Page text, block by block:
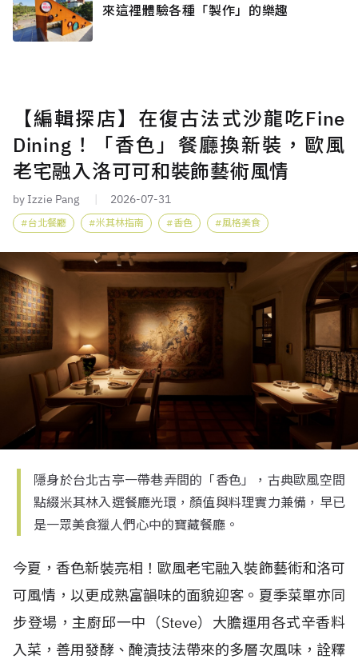
來這裡體驗各種「製作」的樂趣
【編輯探店】在復古法式沙龍吃Fine
Dining！「香色」餐廳換新裝，歐風
老宅融入洛可可和裝飾藝術風情
by Izzie Pang 2026-07-31
台北餐廳 米其林指南 香色 風格美食
隱身於台北古亭一帶巷弄間的「香色」，古典歐風空間
點綴米其林入選餐廳光環，顏值與料理實力兼備，早已
是一眾美食獵人們心中的寶藏餐廳。
今夏，香色新裝亮相！歐風老宅融入裝飾藝術和洛可
可風情，以更成熟富韻味的面貌迎客。夏季菜單亦同
步登場，主廚邱一中（Steve）大膽運用各式辛香料
入菜，善用發酵、醃漬技法帶來的多層次風味，詮釋